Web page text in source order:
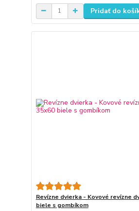
Pridať do
Revízne dvierka - Kovové revízne
biele s gombíkom